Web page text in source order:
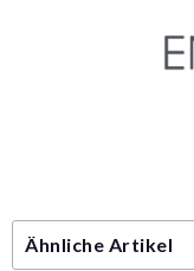
Ähnliche Artikel